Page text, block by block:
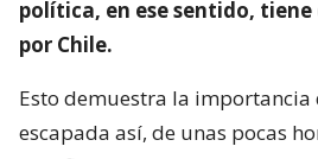
política, en ese sentido,
por Chile.
Esto demuestra la
escapada así, de unas pocas